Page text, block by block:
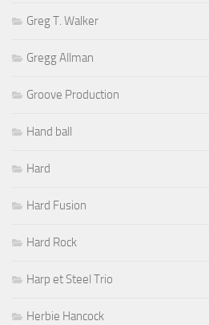
Greg T. Walker
Gregg Allman
Groove Production
Hand ball
Hard
Hard Fusion
Hard Rock
Harp et Steel Trio
Herbie Hancock